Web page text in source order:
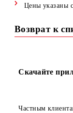
услуги
Приоритет
-> Трафик в
Цены